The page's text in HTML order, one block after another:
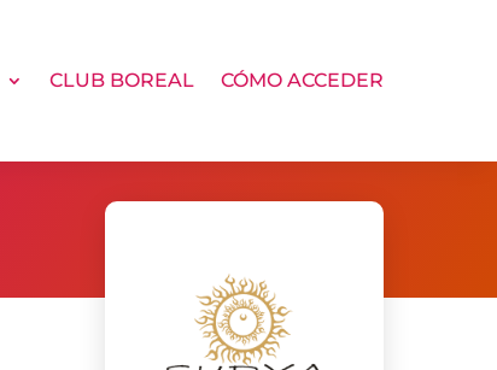
CLUB BOREAL CÓMO ACCEDER